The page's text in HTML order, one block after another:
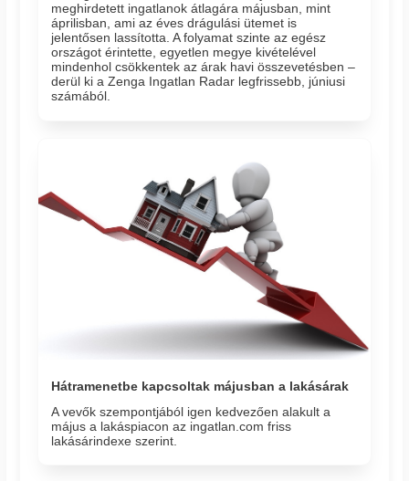
meghirdetett ingatlanok átlagára májusban, mint
áprilisban, ami az éves drágulási ütemet is
jelentősen lassította. A folyamat szinte az egész
országot érintette, egyetlen megye kivételével
mindenhol csökkentek az árak havi összevetésben –
derül ki a Zenga Ingatlan Radar legfrissebb, júniusi
számából.
Hátramenetbe kapcsoltak májusban a lakásárak
A vevők szempontjából igen kedvezően alakult a
május a lakáspiacon az ingatlan.com friss
lakásárindexe szerint.